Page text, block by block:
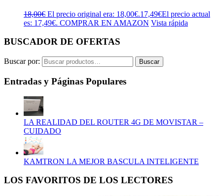
18,00€ El precio original era: 18,00€.17,49€El precio actual
es: 17,49€. COMPRAR EN AMAZON Vista rápida
BUSCADOR DE OFERTAS
Buscar por: Buscar
Entradas y Páginas Populares
LA REALIDAD DEL ROUTER 4G DE MOVISTAR –
CUIDADO
KAMTRON LA MEJOR BASCULA INTELIGENTE
LOS FAVORITOS DE LOS LECTORES